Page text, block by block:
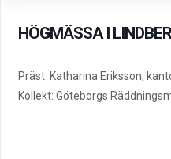
HÖGMÄSSA I
Präst: Katharina Eriksson,
Kollekt: Göteborgs